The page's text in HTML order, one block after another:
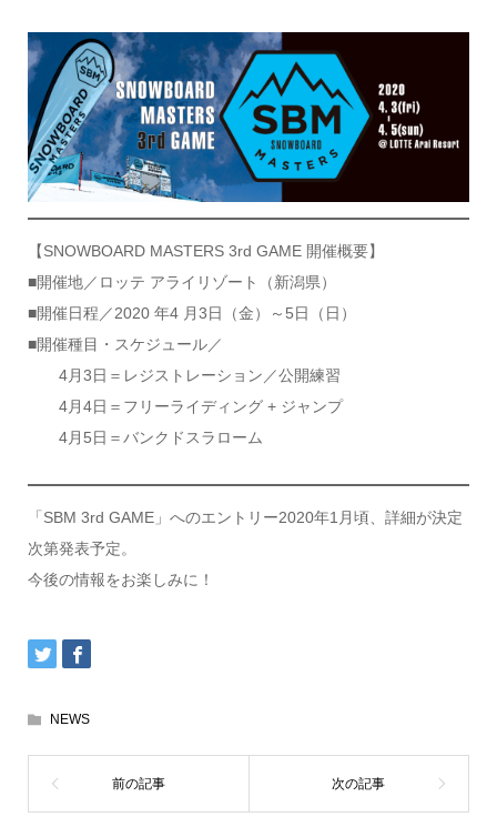
【SNOWBOARD MASTERS 3rd GAME 開催概要】
■開催地／ロッテ アライリゾート（新潟県）
■開催日程／2020 年4 月3日（金）～5日（日）
■開催種目・スケジュール／
4月3日＝レジストレーション／公開練習
4月4日＝フリーライディング + ジャンプ
4月5日＝バンクドスラローム
「SBM 3rd GAME」へのエントリー2020年1月頃、詳細が決定
次第発表予定。
今後の情報をお楽しみに！
NEWS